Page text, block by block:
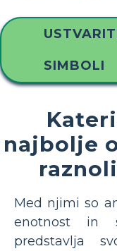
SIMBOLI
najbolje
Med njimi so
enotnost in
predstavlja